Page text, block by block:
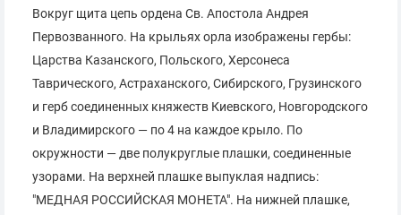
Вокруг щита цепь ордена Св. Апостола Андрея
Первозванного. На крыльях орла изображены гербы:
Царства Казанского, Польского, Херсонеса
Таврического, Астраханского, Сибирского, Грузинского
и герб соединенных княжеств Киевского, Новгородского
и Владимирского — по 4 на каждое крыло. По
окружности — две полукруглые плашки, соединенные
узорами. На верхней плашке выпуклая надпись:
"МЕДНАЯ РОССИЙСКАЯ МОНЕТА". На нижней плашке,